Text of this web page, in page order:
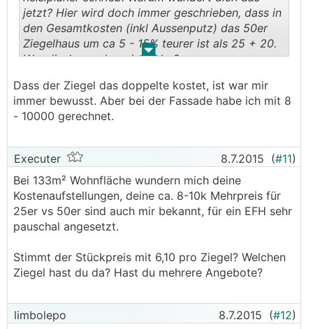
. .
jetzt? Hier wird doch immer geschrieben, dass in
den Gesamtkosten (inkl Aussenputz) das 50er
Ziegelhaus um ca 5 - 15% teurer ist als 25 + 20.
War dir das vorher nicht klar?
Dass der Ziegel das doppelte kostet, ist war mir
immer bewusst. Aber bei der Fassade habe ich mit 8
- 10000 gerechnet.
Executer 8.7.2015 (#11)
Bei 133m² Wohnfläche wundern mich deine
Kostenaufstellungen, deine ca. 8-10k Mehrpreis für
25er vs 50er sind auch mir bekannt, für ein EFH sehr
pauschal angesetzt.
Stimmt der Stückpreis mit 6,10 pro Ziegel? Welchen
Ziegel hast du da? Hast du mehrere Angebote?
limbolepo 8.7.2015 (#12)